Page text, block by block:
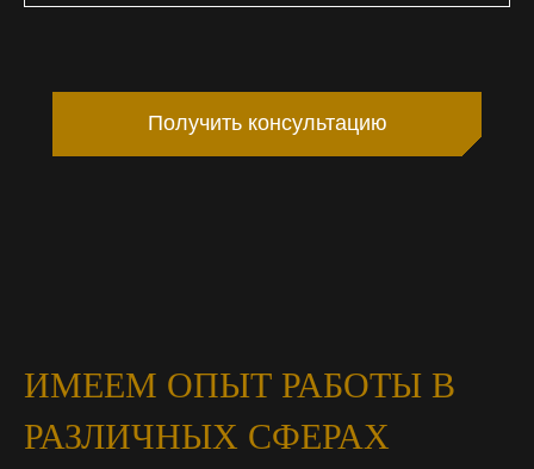
Получить консультацию
ИМЕЕМ ОПЫТ РАБОТЫ В
РАЗЛИЧНЫХ СФЕРАХ